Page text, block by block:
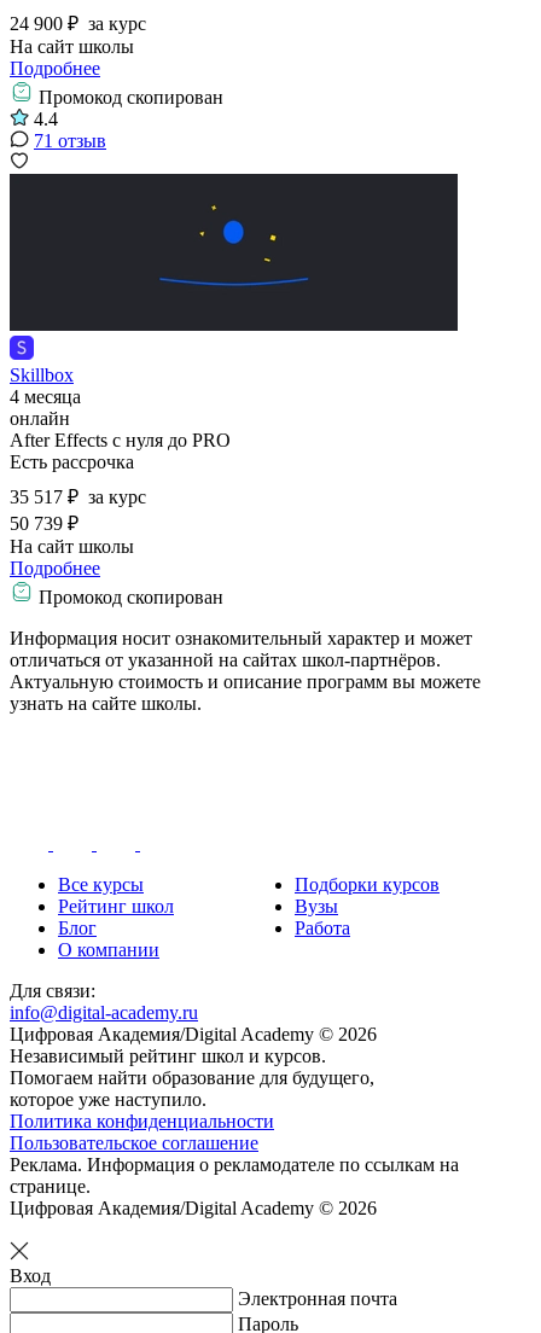
24 900 ₽ за курс
На сайт школы
Подробнее
Промокод скопирован
4.4
71 отзыв
Skillbox
4 месяца
онлайн
After Effects с нуля до PRO
Есть рассрочка
35 517 ₽ за курс
50 739 ₽
На сайт школы
Подробнее
Промокод скопирован
Информация носит ознакомительный характер и может
отличаться от указанной на сайтах школ-партнёров.
Актуальную стоимость и описание программ вы можете
узнать на сайте школы.
Все курсы
Подборки курсов
Рейтинг школ
Вузы
Блог
Работа
О компании
Для связи:
info@digital-academy.ru
Цифровая Академия/Digital Academy © 2026
Независимый рейтинг школ и курсов.
Помогаем найти образование для будущего,
которое уже наступило.
Политика конфиденциальности
Пользовательское соглашение
Реклама. Информация о рекламодателе по ссылкам на
странице.
Цифровая Академия/Digital Academy © 2026
Вход
Электронная почта
Пароль